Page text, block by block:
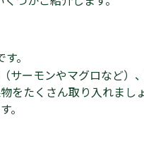
。
サーモンやマグロなど）
をたくさん取り入れまし
。